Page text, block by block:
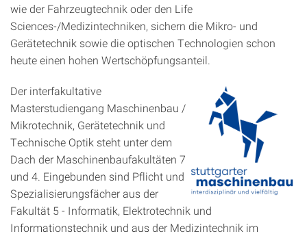
wie der Fahrzeugtechnik oder den Life
Sciences-/Medizintechniken, sichern die Mikro- und
Gerätetechnik sowie die optischen Technologien schon
heute einen hohen Wertschöpfungsanteil.
Der interfakultative
Masterstudiengang Maschinenbau /
Mikrotechnik, Gerätetechnik und
Technische Optik steht unter dem
Dach der Maschinenbaufakultäten 7
und 4. Eingebunden sind Pflicht und
Spezialisierungsfächer aus der
Fakultät 5 - Informatik, Elektrotechnik und
Informationstechnik und aus der Medizintechnik im